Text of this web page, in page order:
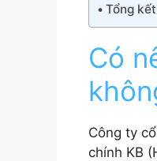
Tổng kết
Có
Công ty
chính KB